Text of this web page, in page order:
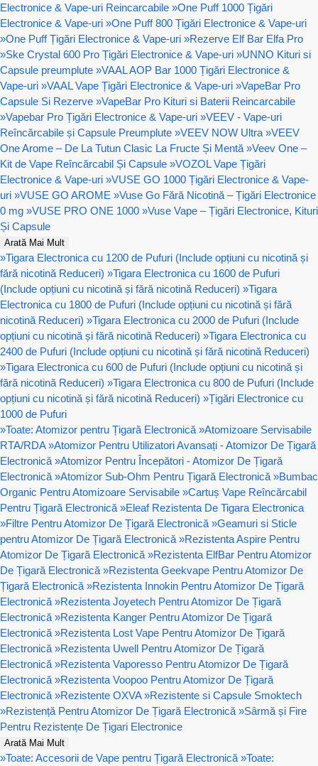
Electronice & Vape-uri Reincarcabile »One Puff 1000 Țigări
Electronice & Vape-uri »One Puff 800 Țigări Electronice & Vape-uri
»One Puff Țigări Electronice & Vape-uri »Rezerve Elf Bar Elfa Pro
»Ske Crystal 600 Pro Țigări Electronice & Vape-uri »UNNO Kituri si
Capsule preumplute »VAAL AOP Bar 1000 Țigări Electronice &
Vape-uri »VAAL Vape Țigări Electronice & Vape-uri »VapeBar Pro
Capsule Si Rezerve »VapeBar Pro Kituri si Baterii Reincarcabile
»Vapebar Pro Țigări Electronice & Vape-uri »VEEV - Vape-uri
Reîncărcabile și Capsule Preumplute »VEEV NOW Ultra »VEEV
One Arome – De La Tutun Clasic La Fructe Și Mentă »Veev One –
Kit de Vape Reîncărcabil Și Capsule »VOZOL Vape Țigări
Electronice & Vape-uri »VUSE GO 1000 Țigări Electronice & Vape-
uri »VUSE GO AROME »Vuse Go Fără Nicotină – Țigări Electronice
0 mg »VUSE PRO ONE 1000 »Vuse Vape – Țigări Electronice, Kituri
Și Capsule
Arată Mai Mult
»Tigara Electronica cu 1200 de Pufuri (Include opțiuni cu nicotină și
fără nicotină Reduceri) »Tigara Electronica cu 1600 de Pufuri
(Include opțiuni cu nicotină și fără nicotină Reduceri) »Tigara
Electronica cu 1800 de Pufuri (Include opțiuni cu nicotină și fără
nicotină Reduceri) »Tigara Electronica cu 2000 de Pufuri (Include
opțiuni cu nicotină și fără nicotină Reduceri) »Tigara Electronica cu
2400 de Pufuri (Include opțiuni cu nicotină și fără nicotină Reduceri)
»Tigara Electronica cu 600 de Pufuri (Include opțiuni cu nicotină și
fără nicotină Reduceri) »Tigara Electronica cu 800 de Pufuri (Include
opțiuni cu nicotină și fără nicotină Reduceri) »Țigări Electronice cu
1000 de Pufuri
»Toate: Atomizor pentru Țigară Electronică »Atomizoare Servisabile
RTA/RDA »Atomizor Pentru Utilizatori Avansați - Atomizor De Țigară
Electronică »Atomizor Pentru Începători - Atomizor De Țigară
Electronică »Atomizor Sub-Ohm Pentru Țigară Electronică »Bumbac
Organic Pentru Atomizoare Servisabile »Cartuș Vape Reîncărcabil
Pentru Țigară Electronică »Eleaf Rezistenta De Tigara Electronica
»Filtre Pentru Atomizor De Țigară Electronică »Geamuri si Sticle
pentru Atomizor De Țigară Electronică »Rezistenta Aspire Pentru
Atomizor De Țigară Electronică »Rezistenta ElfBar Pentru Atomizor
De Țigară Electronică »Rezistenta Geekvape Pentru Atomizor De
Țigară Electronică »Rezistenta Innokin Pentru Atomizor De Țigară
Electronică »Rezistenta Joyetech Pentru Atomizor De Țigară
Electronică »Rezistenta Kanger Pentru Atomizor De Țigară
Electronică »Rezistenta Lost Vape Pentru Atomizor De Țigară
Electronică »Rezistenta Uwell Pentru Atomizor De Țigară
Electronică »Rezistenta Vaporesso Pentru Atomizor De Țigară
Electronică »Rezistenta Voopoo Pentru Atomizor De Țigară
Electronică »Rezistente OXVA »Rezistente si Capsule Smoktech
»Rezistență Pentru Atomizor De Țigară Electronică »Sârmă și Fire
Pentru Rezistențe De Țigari Electronice
Arată Mai Mult
»Toate: Accesorii de Vape pentru Țigară Electronică »Toate: